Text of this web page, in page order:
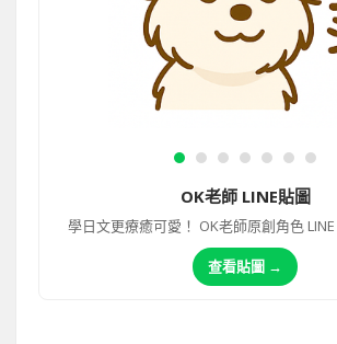
OK老師 LINE貼圖
學日文更療癒可愛！ OK老師原創
查看貼圖 →